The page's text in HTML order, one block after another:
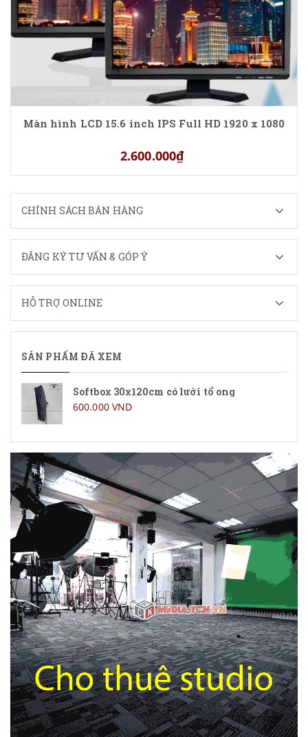
Màn hình LCD 15.6 inch IPS Full HD 1920 x 1080
2.600.000₫
CHÍNH SÁCH BÁN HÀNG
ĐĂNG KÝ TƯ VẤN & GÓP Ý
HỖ TRỢ ONLINE
SẢN PHẨM ĐÃ XEM
Softbox 30x120cm có lưới tổ ong
600.000 VND